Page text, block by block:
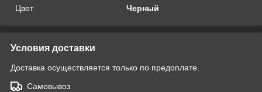
Цвет
Черный
Условия доставки
Доставка осуществляется только по предоплате.
Самовывоз